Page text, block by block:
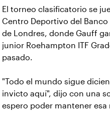
El torneo clasificatorio se
Centro Deportivo del Banco
de Londres, donde Gauff
junior Roehampton ITF
pasado.
"Todo el mundo sigue
invicto aquí", dijo con una
espero poder mantener esa